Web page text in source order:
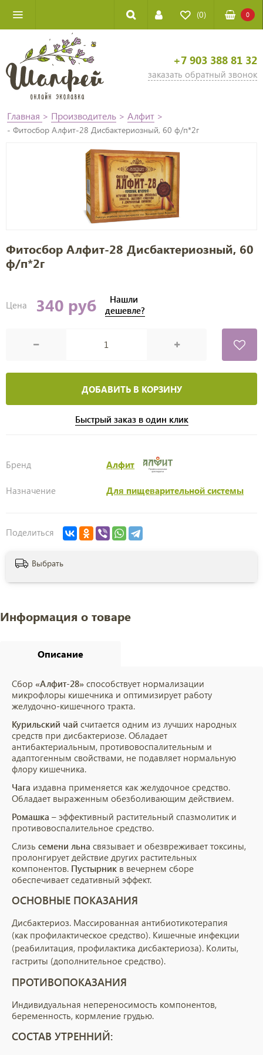
(0) 0
+7 903 388 81 32
заказать обратный звонок
Главная > Производитель > Алфит >
- Фитосбор Алфит-28 Дисбактериозный, 60 ф/п*2г
Фитосбор Алфит-28 Дисбактериозный, 60
ф/п*2г
Цена 340 руб
Нашли
дешевле?
ДОБАВИТЬ В КОРЗИНУ
Быстрый заказ в один клик
Бренд Алфит
Назначение Для пищеварительной системы
Поделиться
Выбрать
Информация о товаре
Описание
Сбор «Алфит-28» способствует нормализации
микрофлоры кишечника и оптимизирует работу
желудочно-кишечного тракта.
Курильский чай считается одним из лучших народных
средств при дисбактериозе. Обладает
антибактериальным, противовоспалительным и
адаптогенным свойствами, не подавляет нормальную
флору кишечника.
Чага издавна применяется как желудочное средство.
Обладает выраженным обезболивающим действием.
Ромашка – эффективный растительный спазмолитик и
противовоспалительное средство.
Слизь семени льна связывает и обезвреживает токсины,
пролонгирует действие других растительных
компонентов. Пустырник в вечернем сборе
обеспечивает седативный эффект.
ОСНОВНЫЕ ПОКАЗАНИЯ
Дисбактериоз. Массированная антибиотикотерапия
(как профилактическое средство). Кишечные инфекции
(реабилитация, профилактика дисбактериоза). Колиты,
гастриты (дополнительное средство).
ПРОТИВОПОКАЗАНИЯ
Индивидуальная непереносимость компонентов,
беременность, кормление грудью.
СОСТАВ УТРЕННИЙ: